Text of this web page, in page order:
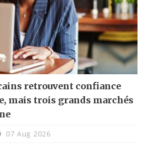
retrouvent confiance
mais trois grands marchés
07 Aug 2026